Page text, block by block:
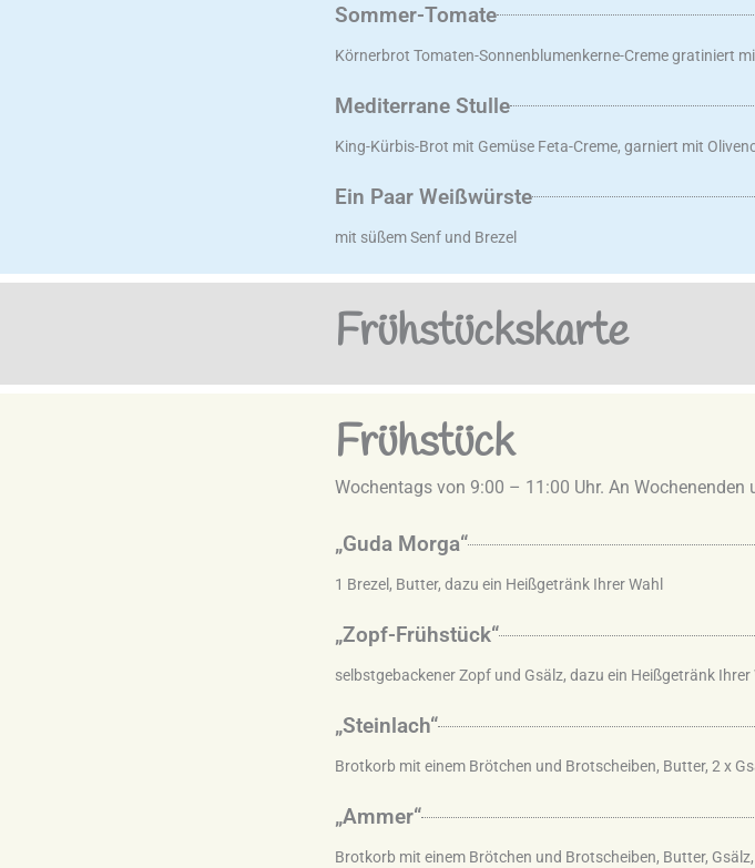
Sommer-Tomate
Körnerbrot Tomaten-Sonnenblumenkerne-Creme gratiniert
Mediterrane Stulle
King-Kürbis-Brot mit Gemüse Feta-Creme, garniert mit
Ein Paar Weißwürste
mit süßem Senf und Brezel
Frühstückskarte
Frühstück
Wochentags von 9:00 – 11:00 Uhr. An Wochenenden
„Guda Morga“
1 Brezel, Butter, dazu ein Heißgetränk Ihrer Wahl
„Zopf-Frühstück“
selbstgebackener Zopf und Gsälz, dazu ein Heißgetränk Ihrer
„Steinlach“
Brotkorb mit einem Brötchen und Brotscheiben, Butter, 2 x
„Ammer“
Brotkorb mit einem Brötchen und Brotscheiben, Butter,